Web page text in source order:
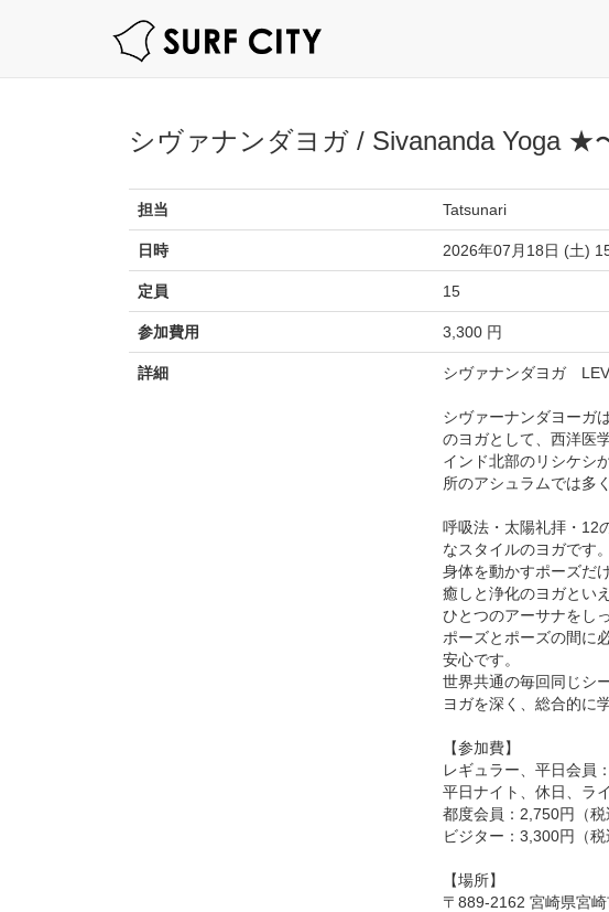
シヴァナンダヨガ / Sivananda Yoga
担当 Tatsunari
日時 2026年07月18日 (土)
定員 15
参加費用 3,300 円
詳細 シヴァナンダヨガ
シヴァーナンダヨーガ
のヨガとして、西洋医
インド北部のリシケシ
所のアシュラムでは多
呼吸法・太陽礼拝・12
なスタイルのヨガです。
身体を動かすポーズだ
癒しと浄化のヨガといえ
ひとつのアーサナをし
ポーズとポーズの間に
安心です。
世界共通の毎回同じシ
ヨガを深く、総合的に
【参加費】
レギュラー、平日会員
平日ナイト、休日、ラ
都度会員：2,750円（税
ビジター：3,300円（税
【場所】
〒889-2162 宮崎県宮